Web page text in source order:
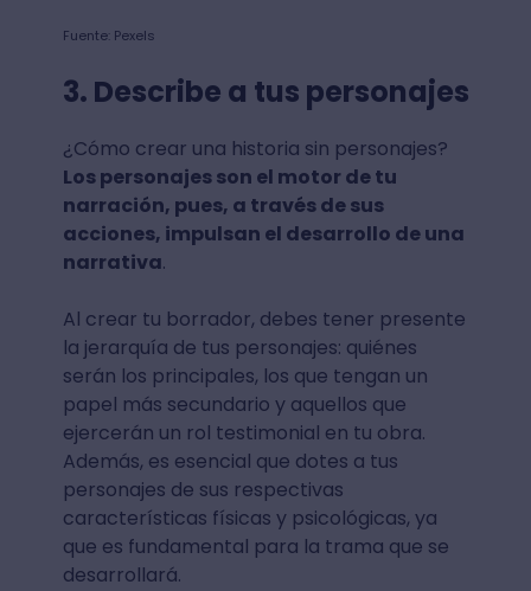
Fuente: Pexels
3. Describe a tus personajes
¿Cómo crear una historia sin personajes?
Los personajes son el motor de tu
narración, pues, a través de sus
acciones, impulsan el desarrollo de una
narrativa.
Al crear tu borrador, debes tener presente
la jerarquía de tus personajes: quiénes
serán los principales, los que tengan un
papel más secundario y aquellos que
ejercerán un rol testimonial en tu obra.
Además, es esencial que dotes a tus
personajes de sus respectivas
características físicas y psicológicas, ya
que es fundamental para la trama que se
desarrollará.